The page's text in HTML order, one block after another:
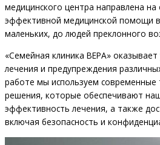
медицинского центра направлена на
эффективной медицинской помощи
маленьких, до людей преклонного
«Семейная клиника ВЕРА» оказывает
лечения и предупреждения
работе мы используем современные
решения, которые обеспечивают
эффективность лечения, а также
включая безопасность и